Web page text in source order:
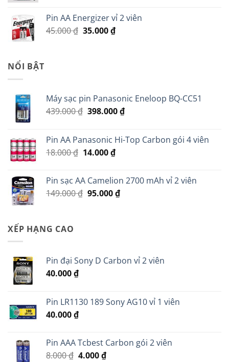
70.000 ₫.là:
60.000 ₫.
Pin AA Energizer vỉ 2 viên
45.000₫ Giá
35.000₫Giá
NỔI BẬT
Máy sạc pin Panasonic Eneloop BQ-CC51
439.000₫ Giá
439.000 ₫.
398.000₫Giá
là:
Pin AA Panasonic Hi-Top Carbon gói 4 viên
18.000₫ Giá
18.000 ₫.
14.000₫Giá
là:
14.000 ₫.
Pin sạc AA Camelion 2700 mAh vỉ 2 viên
149.000₫ Giá
95.000₫Giá
XẾP HẠNG CAO
Pin đại Sony D Carbon vỉ 2 viên
40.000₫
Pin LR1130 189 Sony AG10 vỉ 1 viên
40.000₫
Pin AAA Tcbest Carbon gói 2 viên
8.000₫ Giá
4.000₫Giá